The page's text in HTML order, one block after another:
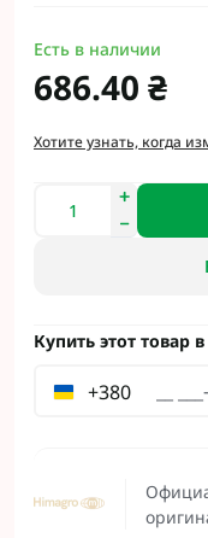
Есть в наличии
686.40 ₴
Хотите узнать, когда
Купить этот товар
+380